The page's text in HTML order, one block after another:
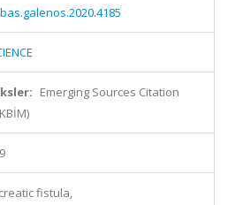
Emerging Sources Citation
fistula,